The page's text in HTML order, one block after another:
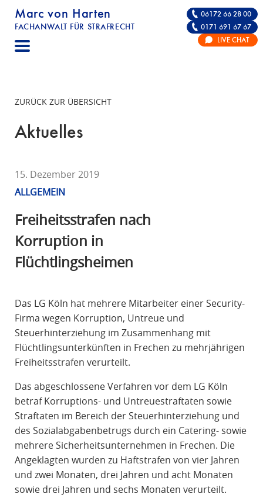
Marc von Harten
FACHANWALT FÜR STRAFRECHT
STRAFRECHT | RECHTSANWALT FÜR DIE
06172 66 28 00
0171 691 67 67
LIVE CHAT
ZURÜCK ZUR ÜBERSICHT
Aktuelles
15. Dezember 2019
ALLGEMEIN
Freiheitsstrafen nach
Korruption in
Flüchtlingsheimen
Das LG Köln hat mehrere Mitarbeiter einer Security-
Firma wegen Korruption, Untreue und
Steuerhinterziehung im Zusammenhang mit
Flüchtlingsunterkünften in Frechen zu mehrjährigen
Freiheitsstrafen verurteilt.
Das abgeschlossene Verfahren vor dem LG Köln
betraf Korruptions- und Untreuestraftaten sowie
Straftaten im Bereich der Steuerhinterziehung und
des Sozialabgabenbetrugs durch ein Catering- sowie
mehrere Sicherheitsunternehmen in Frechen. Die
Angeklagten wurden zu Haftstrafen von vier Jahren
und zwei Monaten, drei Jahren und acht Monaten
sowie drei Jahren und sechs Monaten verurteilt.